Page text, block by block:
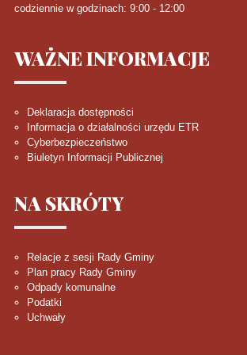
codziennie w godzinach: 9:00 - 12:00
WAŻNEINFORMACJE
Deklaracja dostępności
Informacja o działalności urzędu ETR
Cyberbezpieczeństwo
Biuletyn Informacji Publicznej
NA SKRÓTY
Relacje z sesji Rady Gminy
Plan pracy Rady Gminy
Odpady komunalne
Podatki
Uchwały